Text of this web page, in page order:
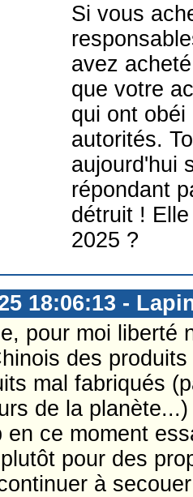
Si vous
avez
que votre
qui ont
autorités.
aujourd'hui
répondant
détruit !
2025 ?
18:06:13 -
pour moi liberté
des
mal fabriqués
de la
en ce moment
pour des
à